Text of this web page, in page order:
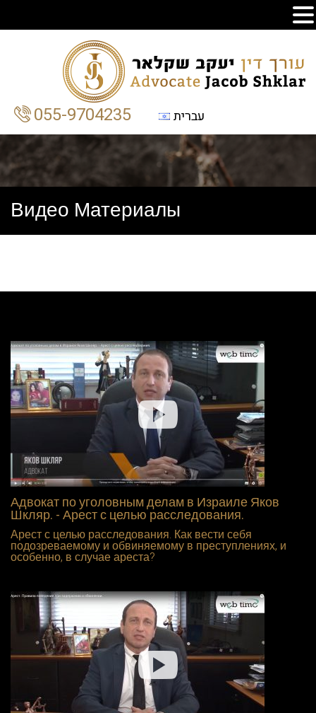
055-9704235 עברית
Видео Материалы
Адвокат по уголовным делам в Израиле Яков
Шкляр. - Арест с целью расследования.
Арест с целью расследования. Как вести себя
подозреваемому и обвиняемому в преступлениях, и
особенно, в случае ареста?